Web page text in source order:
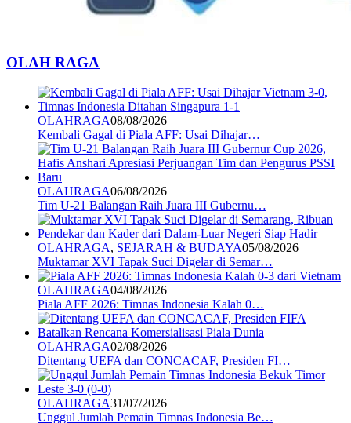
OLAH RAGA
OLAHRAGA08/08/2026
Kembali Gagal di Piala AFF: Usai Dihajar…
OLAHRAGA06/08/2026
Tim U-21 Balangan Raih Juara III Gubernu…
OLAHRAGA, SEJARAH & BUDAYA05/08/2026
Muktamar XVI Tapak Suci Digelar di Semar…
OLAHRAGA04/08/2026
Piala AFF 2026: Timnas Indonesia Kalah 0…
OLAHRAGA02/08/2026
Ditentang UEFA dan CONCACAF, Presiden FI…
OLAHRAGA31/07/2026
Unggul Jumlah Pemain Timnas Indonesia Be…